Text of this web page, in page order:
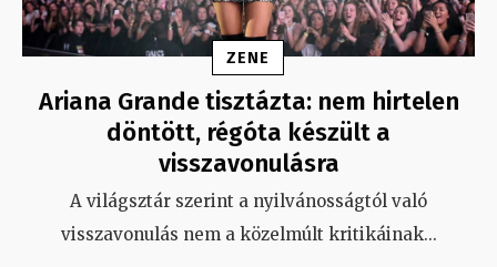
ZENE
Ariana Grande tisztázta: nem hirtelen
döntött, régóta készült a
visszavonulásra
A világsztár szerint a nyilvánosságtól való
visszavonulás nem a közelmúlt kritikáinak...